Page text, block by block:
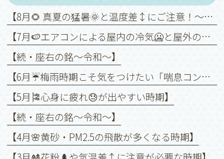
【8月🌻 真夏の猛暑🌞と温度差↕️にご注意！～喘息を悪化させないために～】
【7月🍉エアコンによる屋内の冷気🥶と屋外の暑さ🥵との温度差↕️に注意！】
【続・座右の銘〜令和〜】
【6月☔️梅雨時期こそ気をつけたい「喘息コントロール」】
【5月🎏心身に疲れ😓が出やすい時期】
【続・座右の銘〜令和〜】
【4月🌸黄砂・PM2.5の飛散が多くなる時期】